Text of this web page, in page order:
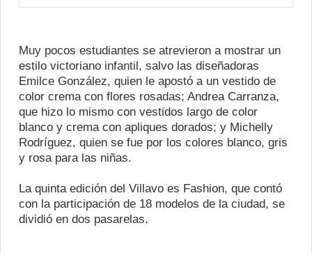
Muy pocos estudiantes se atrevieron a mostrar un
estilo victoriano infantil, salvo las diseñadoras
Emilce González, quien le apostó a un vestido de
color crema con flores rosadas; Andrea Carranza,
que hizo lo mismo con vestidos largo de color
blanco y crema con apliques dorados; y Michelly
Rodríguez, quien se fue por los colores blanco, gris
y rosa para las niñas.
La quinta edición del Villavo es Fashion, que contó
con la participación de 18 modelos de la ciudad, se
dividió en dos pasarelas.